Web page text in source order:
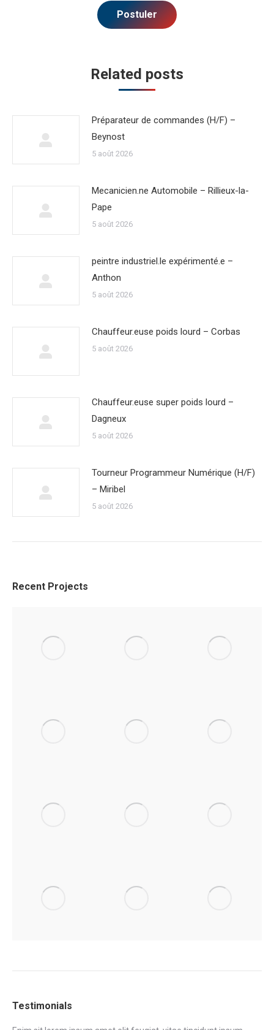
Related posts
Préparateur de commandes (H/F) –
Beynost
5 août 2026
Mecanicien.ne Automobile – Rillieux-la-
Pape
5 août 2026
peintre industriel.le expérimenté.e –
Anthon
5 août 2026
Chauffeur.euse poids lourd – Corbas
5 août 2026
Chauffeur.euse super poids lourd –
Dagneux
5 août 2026
Tourneur Programmeur Numérique (H/F)
– Miribel
5 août 2026
Recent Projects
Testimonials